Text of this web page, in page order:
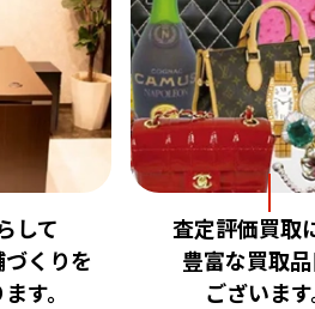
よる
目が
。
お客様に
ご納得いただけ
心がけており